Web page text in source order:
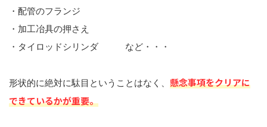
・配管のフランジ
・加工冶具の押さえ
・タイロッドシリンダ など・・・
形状的に絶対に駄目ということはなく、 懸念事項をクリアに
できているかが重要。